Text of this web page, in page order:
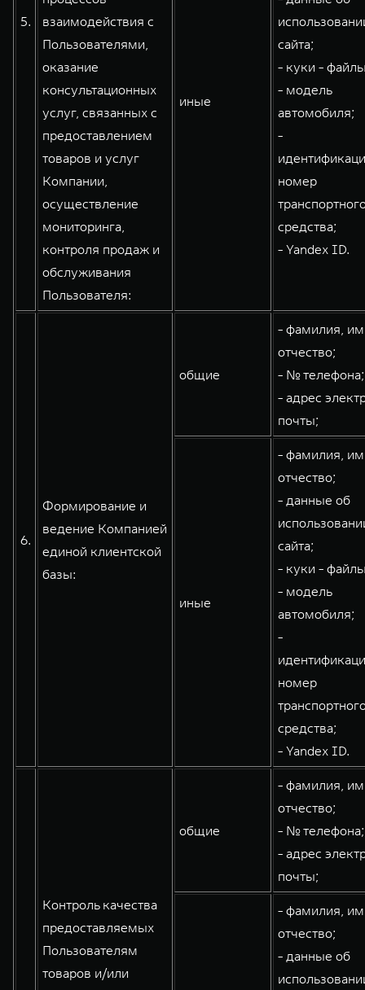
5.
взаимодействия с
Пользователями,
оказание
консультационных
услуг, связанных с
предоставлением
товаров и услуг
Компании,
осуществление
мониторинга,
контроля продаж и
обслуживания
Пользователя:
иные
сайта;
- куки -
- модель
автомобиля;
-
номер
средства;
- Yandex ID.
6.
Формирование и
ведение Компанией
единой клиентской
базы:
общие
- фамилия,
отчество;
- № телефона;
- адрес
почты;
иные
- фамилия,
отчество;
- данные об
сайта;
- куки -
- модель
автомобиля;
-
номер
средства;
- Yandex ID.
Контроль качества
предоставляемых
Пользователям
товаров и/или
общие
- фамилия,
отчество;
- № телефона;
- адрес
почты;
- фамилия,
отчество;
- данные об